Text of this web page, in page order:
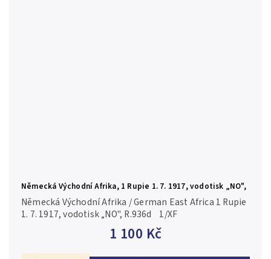
Německá Východní Afrika, 1 Rupie 1. 7. 1917, vodotisk „NO",
R.936d
1 100 Kč
Německá Východní Afrika / German East Africa 1 Rupie
1. 7. 1917, vodotisk „NO", R.936d 1/XF